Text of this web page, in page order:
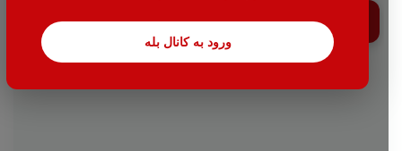
ورود به کانال بله
اطلاعات بیشتر اطلاعات بیشتر